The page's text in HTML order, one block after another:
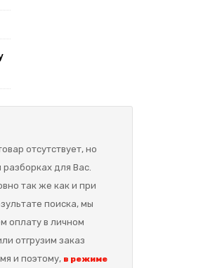
отсутствует, но
для Вас.
так же как и при
поиска, мы
оплату в личном
отгрузим заказ
и поэтому, в режиме